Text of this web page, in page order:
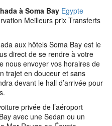
à Soma Bay Egypte
Meilleurs prix Transferts
aux hôtels Soma Bay est le
direct de se rendre à votre
nous envoyer vos horaires de
trajet en douceur et sans
devant le hall d’arrivée pour
privée de l’aéroport
avec une Sedan ou un